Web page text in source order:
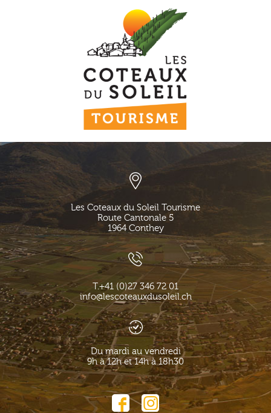
Les Coteaux du Soleil Tourisme
Route Cantonale 5
1964 Conthey
T.+41 (0)27 346 72 01
info@lescoteauxdusoleil.ch
Du mardi au vendredi
9h à 12h et 14h à 18h30